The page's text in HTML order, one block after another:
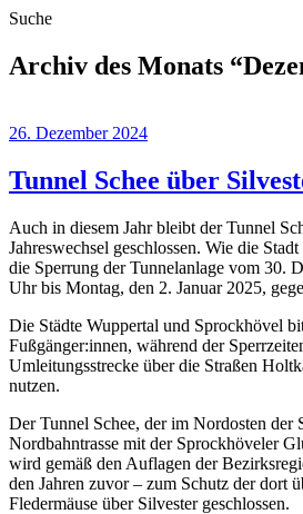
Suche
Archiv des Monats “
26. Dezember 2024
Tunnel Schee über
Auch in diesem Jahr bleibt der Tunnel
Jahreswechsel geschlossen. Wie die
die Sperrung der Tunnelanlage vom 30.
Uhr bis Montag, den 2. Januar 2025,
Die Städte Wuppertal und Sprockhövel
Fußgänger:innen, während der
Umleitungsstrecke über die Straßen
nutzen.
Der Tunnel Schee, der im Nordosten der
Nordbahntrasse mit der Sprockhöveler
wird gemäß den Auflagen der
den Jahren zuvor – zum Schutz der dort
Fledermäuse über Silvester geschlossen.